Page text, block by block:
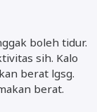
boleh tidur.
sih. Kalo
berat lgsg.
berat.